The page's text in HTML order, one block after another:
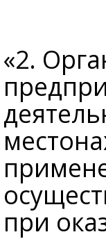
«2.
при